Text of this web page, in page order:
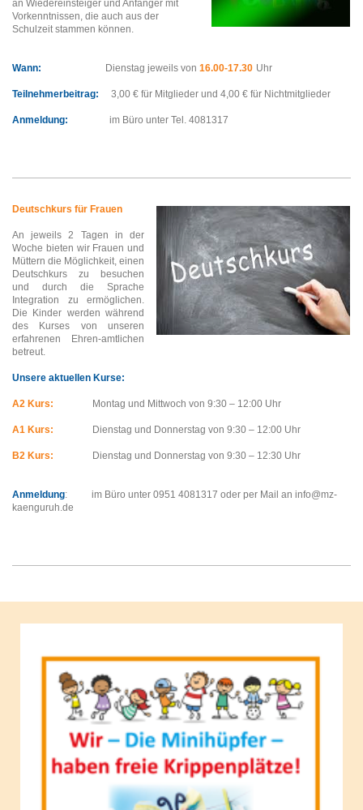
an Wiedereinsteiger und Anfänger mit
Vorkenntnissen, die auch aus der
Schulzeit stammen können.
Wann: Dienstag jeweils von16.00-17.30 Uhr
Teilnehmerbeitrag: 3,00 € für Mitglieder und 4,00 € für Nichtmitglieder
Anmeldung: im Büro unter Tel. 4081317
Deutschkurs für Frauen
An jeweils 2 Tagen in der
Woche bieten wir Frauen und
Müttern die Möglichkeit, einen
Deutschkurs zu besuchen
und durch die Sprache
Integration zu ermöglichen.
Die Kinder werden während
des Kurses von unseren
erfahrenen Ehren-amtlichen
betreut.
Unsere aktuellen Kurse:
A2 Kurs: Montag und Mittwoch von 9:30 – 12:00 Uhr
A1 Kurs: Dienstag und Donnerstag von 9:30 – 12:00 Uhr
B2 Kurs: Dienstag und Donnerstag von 9:30 – 12:30 Uhr
Anmeldung: im Büro unter 0951 4081317 oder per Mail an info@mz-
kaenguruh.de